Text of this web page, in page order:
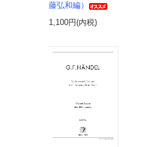
藤弘和編）
1,100円(内税)